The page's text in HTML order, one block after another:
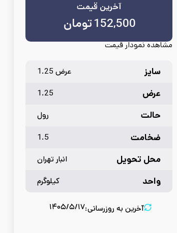
آخرین قیمت
152,500تومان
مشاهده نمودار قیمت
سایز عرض 1.25
عرض 1.25
حالت رول
ضخامت 1.5
محل تحویل انبار تهران
واحد کیلوگرم
آخرین به روزرسانی:۱۴۰۵/۵/۱۷